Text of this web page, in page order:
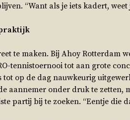
“Want als je iets kadert,
te maken. Bij Ahoy Rotterdam
tennistoernooi tot aan grote
tot op de dag nauwkeurig
aannemer onder druk te zetten,
partij bij te zoeken. “Eentje die